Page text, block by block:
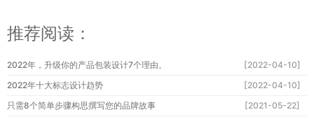
推荐阅读：
2022年，升级你的产品包装设计7个理由。
[2022-04-10]
2022年十大标志设计趋势
[2022-04-10]
只需8个简单步骤构思撰写您的品牌故事
[2021-05-22]